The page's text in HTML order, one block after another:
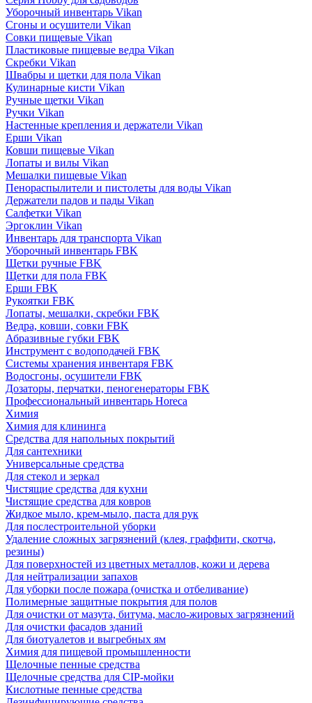
Уборочный инвентарь Vikan
Сгоны и осушители Vikan
Совки пищевые Vikan
Пластиковые пищевые ведра Vikan
Скребки Vikan
Швабры и щетки для пола Vikan
Кулинарные кисти Vikan
Ручные щетки Vikan
Ручки Vikan
Настенные крепления и держатели Vikan
Ерши Vikan
Ковши пищевые Vikan
Лопаты и вилы Vikan
Мешалки пищевые Vikan
Пенораспылители и пистолеты для воды Vikan
Держатели падов и пады Vikan
Салфетки Vikan
Эргоклин Vikan
Инвентарь для транспорта Vikan
Уборочный инвентарь FBK
Щетки ручные FBK
Щетки для пола FBK
Ерши FBK
Рукоятки FBK
Лопаты, мешалки, скребки FBK
Ведра, ковши, совки FBK
Абразивные губки FBK
Инструмент с водоподачей FBK
Системы хранения инвентаря FBK
Водосгоны, осушители FBK
Дозаторы, перчатки, пеногенераторы FBK
Профессиональный инвентарь Horeca
Химия
Химия для клининга
Средства для напольных покрытий
Для сантехники
Универсальные средства
Для стекол и зеркал
Чистящие средства для кухни
Чистящие средства для ковров
Жидкое мыло, крем-мыло, паста для рук
Для послестроительной уборки
Удаление сложных загрязнений (клея, граффити, скотча,
резины)
Для поверхностей из цветных металлов, кожи и дерева
Для нейтрализации запахов
Для уборки после пожара (очистка и отбеливание)
Полимерные защитные покрытия для полов
Для очистки от мазута, битума, масло-жировых загрязнений
Для очистки фасадов зданий
Для биотуалетов и выгребных ям
Химия для пищевой промышленности
Щелочные пенные средства
Щелочные средства для CIP-мойки
Кислотные пенные средства